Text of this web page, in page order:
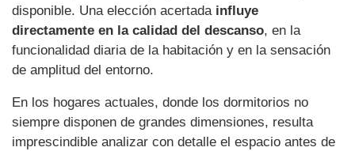
disponible. Una elección acertada influye
directamente en la calidad del descanso, en la
funcionalidad diaria de la habitación y en la sensación
de amplitud del entorno.
En los hogares actuales, donde los dormitorios no
siempre disponen de grandes dimensiones, resulta
imprescindible analizar con detalle el espacio antes de